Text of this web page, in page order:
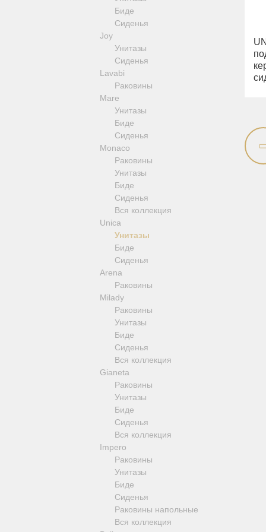
Fortis Gold
Fortis Black
Grazia
King
Kvant
Kvant Black
Kvant Gold
Laguna
Lem
Lem Crystal
Luxor
Maya
Olivia
Opera
Oxford
Prestige
Prestige Crystal
Prestige New
Princeton
Princeton Plus
Provance
Reversa
Revival
Sirius
Syntesi
Tenesi
Vivaldi
Девиаторы
Напольные смесители
Смесители для кухни
Kvant
Luxor
Mirella
Monte Carlo
Olivia
Opera
Provance
Versailles
Зеркала оптические, салфетницы
Полки-решетки
Ведра и корзины для белья
Стойки
Cleopatra
Биде
Сиденья
Joy
Унитазы
Сиденья
Lavabi
Раковины
Mare
Унитазы
Биде
Сиденья
Monaco
Раковины
Унитазы
Биде
Сиденья
Вся коллекция
Unica
Унитазы
Биде
Сиденья
Arena
Раковины
Milady
Раковины
Унитазы
Биде
Сиденья
Вся коллекция
Gianeta
Раковины
Унитазы
Биде
Сиденья
Вся коллекция
Impero
Раковины
Унитазы
Биде
Сиденья
Раковины напольные
Вся коллекция